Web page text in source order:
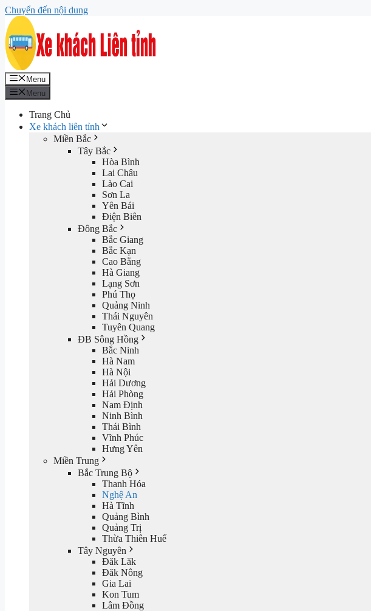
Chuyển đến nội dung
Menu
Menu
Trang Chủ
Xe khách liên tỉnh
Miền Bắc
Tây Bắc
Hòa Bình
Lai Châu
Lào Cai
Sơn La
Yên Bái
Điện Biên
Đông Bắc
Bắc Giang
Bắc Kạn
Cao Bằng
Hà Giang
Lạng Sơn
Phú Thọ
Quảng Ninh
Thái Nguyên
Tuyên Quang
ĐB Sông Hồng
Bắc Ninh
Hà Nam
Hà Nội
Hải Dương
Hải Phòng
Nam Định
Ninh Bình
Thái Bình
Vĩnh Phúc
Hưng Yên
Miền Trung
Bắc Trung Bộ
Thanh Hóa
Nghệ An
Hà Tĩnh
Quảng Bình
Quảng Trị
Thừa Thiên Huế
Tây Nguyên
Đăk Lăk
Đăk Nông
Gia Lai
Kon Tum
Lâm Đồng